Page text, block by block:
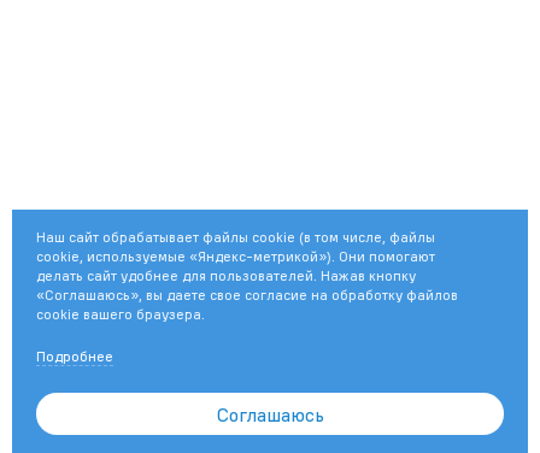
© 2003—2026 ПАО «Газпром»
Наш сайт обрабатывает файлы cookie (в том числе, файлы
cookie, используемые «Яндекс-метрикой»). Они помогают
делать сайт удобнее для пользователей. Нажав кнопку
«Соглашаюсь», вы даете свое согласие на обработку файлов
cookie вашего браузера.
Подробнее
Соглашаюсь